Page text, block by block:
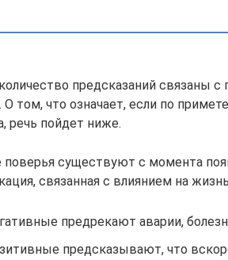
предсказаний связаны
том, что означает, если по
речь пойдет ниже.
существуют с момента
связанная с влиянием на
предрекают аварии,
предсказывают, что